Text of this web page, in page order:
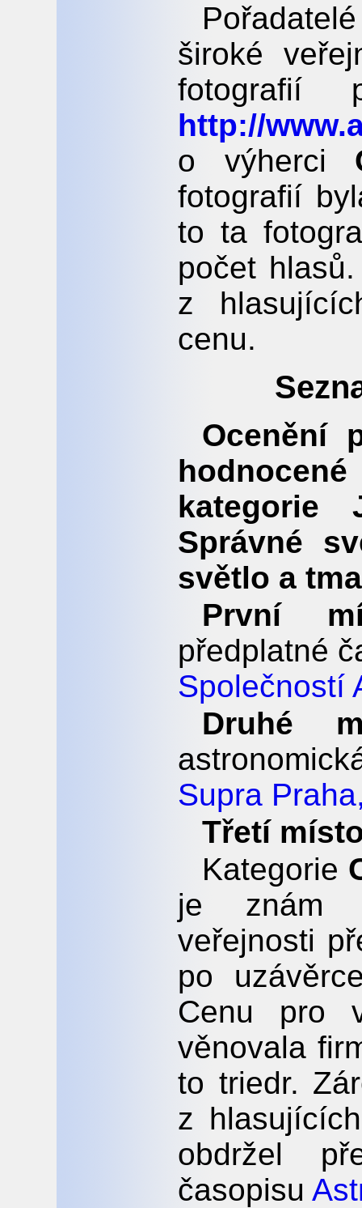
široké
fotografií
http://
o výherci
fotografií
to ta
počet
z
cenu.
Ocenění
kategorie
Správné
světlo a
První
předplatné
Společností
Druhé
Supra
Třetí
Kategorie
je znám
veřejnosti
po
Cenu pro
věnovala
to triedr.
z
obdržel
časopisu